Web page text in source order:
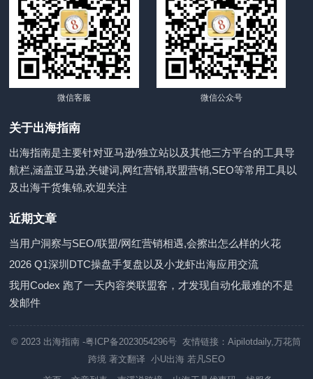
微信客服 微信公众号
关于出海指南
出海指南是主要针对亚马逊/独立站以及其他三方平台的工具导
航栏,涵盖亚马逊,关键词,网红营销,联盟营销,SEO等常用工具以
及出海干货集锦,欢迎关注
近期文章
当用户洞察与SEO/联盟/网红营销相遇,会擦出怎么样的火花
2026 Q1深圳DTC操盘手复盘以及小龙虾出海应用交流
我用Codex 跑了一天内容类联盟客，才发现自动化最难的不是
发邮件
© 2023 出海指南 -粤ICP备2023054296号 友情链接：Aipilotdaily,万花筒
跨境 著文翻译 小U出海 若凡SEO